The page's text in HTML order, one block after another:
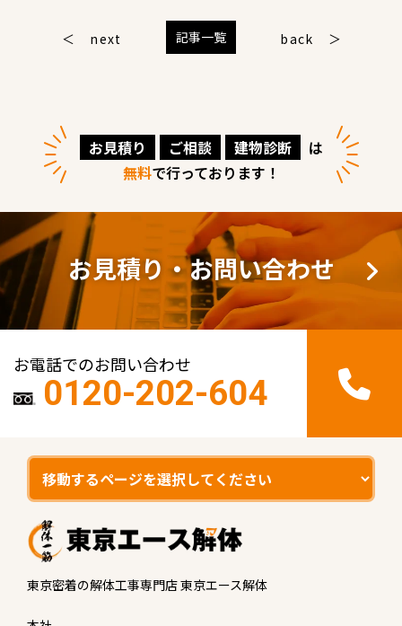
next 記事一覧 back
お見積り ご相談 建物診断
は
無料で行っております！
お見積り・お問い合わせ
お電話でのお問い合わせ
0120-202-604
東京密着の解体工事専門店 東京エース解体